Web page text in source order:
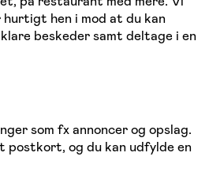
hen i mod at du kan
beskeder samt deltage i en
som fx annoncer og opslag.
postkort, og du kan udfylde en